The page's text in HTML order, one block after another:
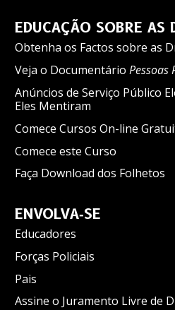
EDUCAÇÃO SOBRE AS
Obtenha os Factos sobre as
Veja o Documentário Pessoas
Anúncios de Serviço Público
Eles Mentiram
Comece Cursos On-line
Comece este Curso
Faça Download dos Folhetos
ENVOLVA‑SE
Educadores
Forças Policiais
Pais
Assine o Juramento Livre de